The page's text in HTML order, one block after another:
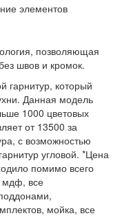
элементов
позволяющая
швов и кромок.
гарнитур, который
Данная модель
1000 цветовых
от 13500 за
с возможностью
угловой. *Цена
помимо всего
мдф, все
мойка, все